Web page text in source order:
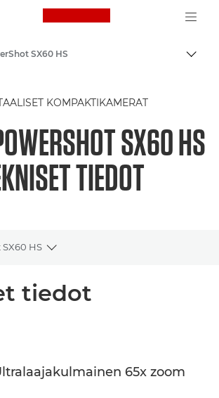
Canon Logo, back
SX60 HS
KOMPAKTIKAMERAT
SX60 HS
TIEDOT
HS
Toggle breadcrumbs
tiedot
65x zoom